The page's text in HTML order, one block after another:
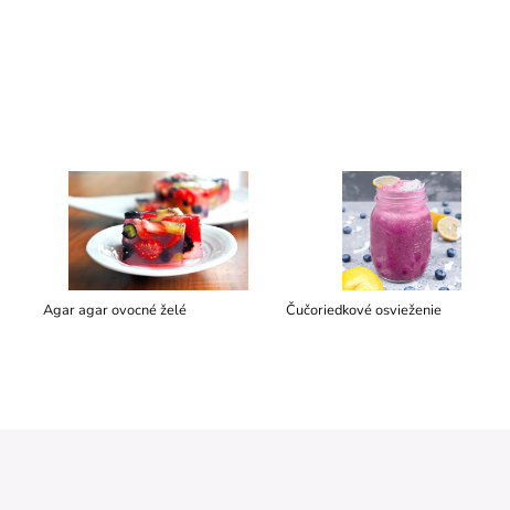
Agar agar ovocné želé Čučoriedkové osvieženie